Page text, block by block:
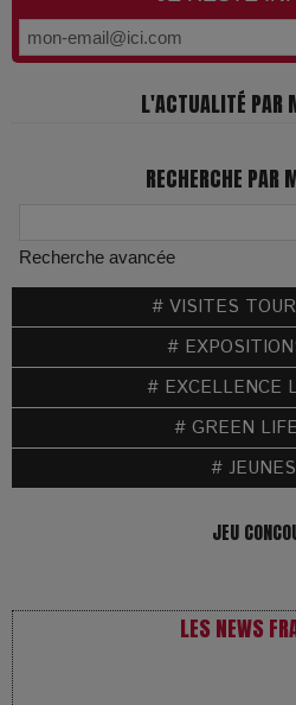
L'ACTUALITÉ PAR
RECHERCHE PAR
Recherche avancée
# VISITES
#
# EXCELLENCE
# GREEN
#
JEU
LES NEWS